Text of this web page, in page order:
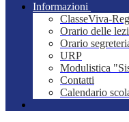
Informazioni
ClasseViva-
Orario delle
Orario
URP
Modulistica
Contatti
Calendario